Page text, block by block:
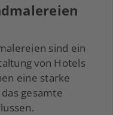
sind ein
von Hotels
eine starke
gesamte